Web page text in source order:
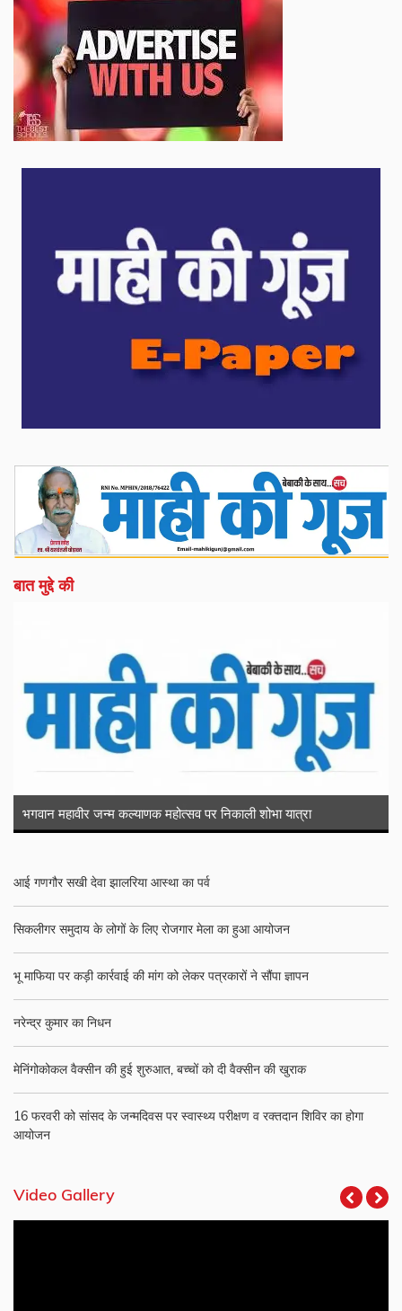
बात मुद्दे की
भगवान महावीर जन्म कल्याणक महोत्सव पर निकाली शोभा यात्रा
आई गणगौर सखी देवा झालरिया आस्था का पर्व
सिकलीगर समुदाय के लोगों के लिए रोजगार मेला का हुआ आयोजन
भू माफिया पर कड़ी कार्रवाई की मांग को लेकर पत्रकारों ने सौंपा ज्ञापन
नरेन्द्र कुमार का निधन
मेनिंगोकोकल वैक्सीन की हुई शुरुआत, बच्चों को दी वैक्सीन की खुराक
16 फरवरी को सांसद के जन्मदिवस पर स्वास्थ्य परीक्षण व रक्तदान शिविर का होगा
आयोजन
Video Gallery